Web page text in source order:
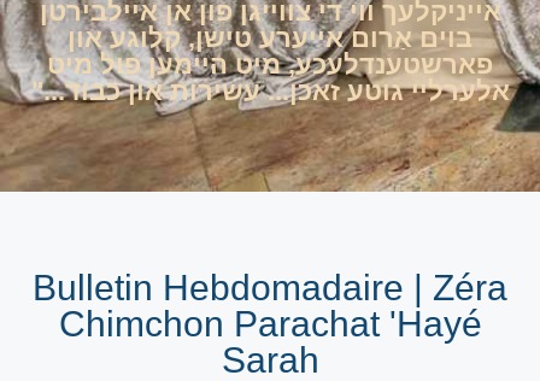
אייניקלעך ווי די צווייגן פון אן איילבירטן
בוים אַרום אייערע טישן, קלוגע און
פארשטענדלעכע, מיט היימען פול מיט
אלערליי גוטע זאכן... עשירות און כבוד..."
Bulletin Hebdomadaire | Zéra
Chimchon Parachat 'Hayé
Sarah